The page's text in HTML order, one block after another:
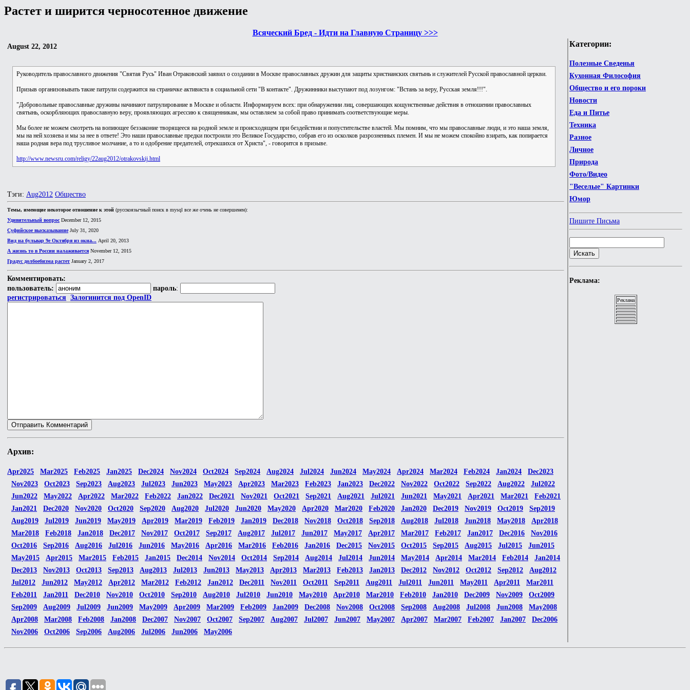
Растет и ширится черносотенное движение
Всяческий Бред - Идти на Главную Страницу >>>
Категории:
Полезные Сведенья
Кухонная Философия
Общество и его пороки
Новости
Еда и Питье
Техника
Разное
Личное
Природа
Фото/Видео
"Веселые" Картинки
Юмор
Пишите Письма
Реклама:
Реклама
August 22, 2012
Руководитель православного движения "Святая Русь" Иван Отраковский заявил о создании в Москве православных дружин для защиты христианских святынь и служителей Русской православной церкви.
Призыв организовывать такие патрули содержится на страничке активиста в социальной сети "В контакте". Дружинники выступают под лозунгом: "Встань за веру, Русская земля!!!".
"Добровольные православные дружины начинают патрулирование в Москве и области. Информируем всех: при обнаружении лиц, совершающих кощунственные действия в отношении православных
святынь, оскорбляющих православную веру, проявляющих агрессию к священникам, мы оставляем за собой право принимать соответствующие меры.
Мы более не можем смотреть на вопиющее беззаконие творящееся на родной земле и происходящем при бездействии и попустительстве властей. Мы помним, что мы православные люди, и это наша земля,
мы на ней хозяева и мы за нее в ответе! Это наши православные предки построили это Великое Государство, собрав его из осколков разрозненных племен. И мы не можем спокойно взирать, как попирается
наша родная вера под трусливое молчание, а то и одобрение предателей, отрекшихся от Христа", - говорится в призыве.
http://www.newsru.com/religy/22aug2012/otrakovskij.html
Тэги: Aug2012 Общество
Темы, имеющие некоторое отношение к этой (русскоязычный поиск в mysql все же очень не совершенен):
Удивительный вопрос December 12, 2015
Суфийское высказываниеJuly 31, 2020
Вид на бульвар 9е Октября из окна... April 20, 2013
А жизнь то в России налаживается November 12, 2015
Градус долбоебизма растет January 2, 2017
Комментировать:
пользователь:
пароль:
регистрироваться Залогинится под OpenID
Архив:
Apr2025 Mar2025 Feb2025 Jan2025 Dec2024 Nov2024 Oct2024 Sep2024 Aug2024 Jul2024 Jun2024 May2024 Apr2024 Mar2024 Feb2024 Jan2024
Dec2023
Nov2023
Oct2023 Sep2023 Aug2023 Jul2023 Jun2023 May2023 Apr2023 Mar2023 Feb2023 Jan2023 Dec2022 Nov2022 Oct2022 Sep2022 Aug2022
Jul2022
Jun2022
May2022 Apr2022 Mar2022 Feb2022 Jan2022 Dec2021 Nov2021 Oct2021 Sep2021 Aug2021 Jul2021 Jun2021 May2021 Apr2021 Mar2021
Feb2021
Jan2021
Dec2020 Nov2020 Oct2020 Sep2020 Aug2020 Jul2020 Jun2020 May2020 Apr2020 Mar2020 Feb2020 Jan2020 Dec2019 Nov2019 Oct2019
Sep2019
Aug2019
Jul2019 Jun2019 May2019 Apr2019 Mar2019 Feb2019 Jan2019 Dec2018 Nov2018 Oct2018 Sep2018 Aug2018 Jul2018 Jun2018 May2018
Apr2018
Mar2018
Feb2018 Jan2018 Dec2017 Nov2017 Oct2017 Sep2017 Aug2017 Jul2017 Jun2017 May2017 Apr2017 Mar2017 Feb2017 Jan2017 Dec2016
Nov2016
Oct2016
Sep2016 Aug2016 Jul2016 Jun2016 May2016 Apr2016 Mar2016 Feb2016 Jan2016 Dec2015 Nov2015 Oct2015 Sep2015 Aug2015 Jul2015
Jun2015
May2015
Apr2015 Mar2015 Feb2015 Jan2015 Dec2014 Nov2014 Oct2014 Sep2014 Aug2014 Jul2014 Jun2014 May2014 Apr2014 Mar2014 Feb2014
Jan2014
Dec2013
Nov2013 Oct2013 Sep2013 Aug2013 Jul2013 Jun2013 May2013 Apr2013 Mar2013 Feb2013 Jan2013 Dec2012 Nov2012 Oct2012 Sep2012
Aug2012
Jul2012
Jun2012 May2012 Apr2012 Mar2012 Feb2012 Jan2012 Dec2011 Nov2011 Oct2011 Sep2011 Aug2011 Jul2011 Jun2011 May2011 Apr2011
Mar2011
Feb2011
Jan2011 Dec2010 Nov2010 Oct2010 Sep2010 Aug2010 Jul2010 Jun2010 May2010 Apr2010 Mar2010 Feb2010 Jan2010 Dec2009 Nov2009
Oct2009
Sep2009
Aug2009 Jul2009 Jun2009 May2009 Apr2009 Mar2009 Feb2009 Jan2009 Dec2008 Nov2008 Oct2008 Sep2008 Aug2008 Jul2008 Jun2008
May2008
Apr2008
Mar2008 Feb2008 Jan2008 Dec2007 Nov2007 Oct2007 Sep2007 Aug2007 Jul2007 Jun2007 May2007 Apr2007 Mar2007 Feb2007 Jan2007
Dec2006
Nov2006
Oct2006 Sep2006 Aug2006 Jul2006 Jun2006 May2006